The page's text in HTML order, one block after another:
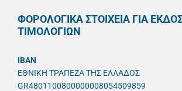
ΦΟΡΟΛΟΓΙΚΑ ΣΤΟΙΧΕΙΑ ΓΙΑ
ΤΙΜΟΛΟΓΙΩΝ
IBAN
ΕΘΝΙΚΗ ΤΡΑΠΕΖΑ ΤΗΣ ΕΛΛΑΔΟΣ
GR4801100800000008054509859